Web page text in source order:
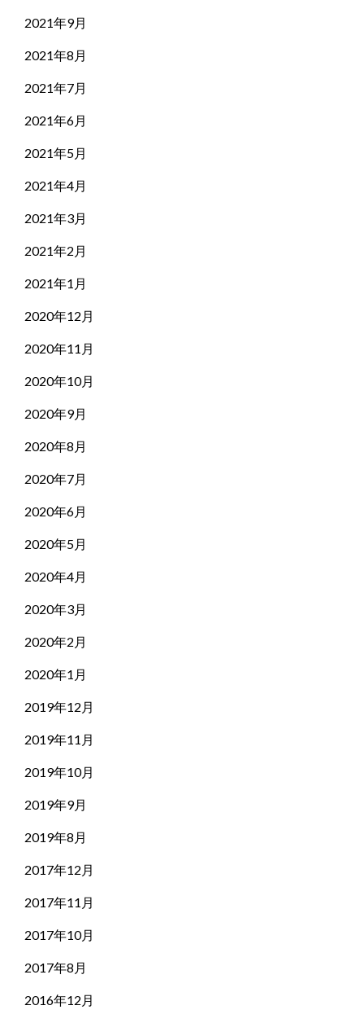
2021年9月
2021年8月
2021年7月
2021年6月
2021年5月
2021年4月
2021年3月
2021年2月
2021年1月
2020年12月
2020年11月
2020年10月
2020年9月
2020年8月
2020年7月
2020年6月
2020年5月
2020年4月
2020年3月
2020年2月
2020年1月
2019年12月
2019年11月
2019年10月
2019年9月
2019年8月
2017年12月
2017年11月
2017年10月
2017年8月
2016年12月